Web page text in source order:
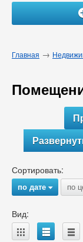
Главная →
Сортировать:
по дате{ по
Вид:
A B C